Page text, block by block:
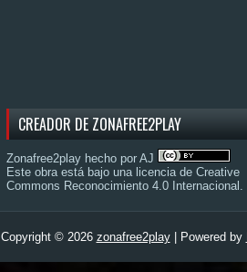
CREADOR DE ZONAFREE2PLAY
Zonafree2play hecho por AJ
Este obra está bajo una licencia de Creative
Commons Reconocimiento 4.0 Internacional .
Copyright © 2026 zonafree2play| Powered by